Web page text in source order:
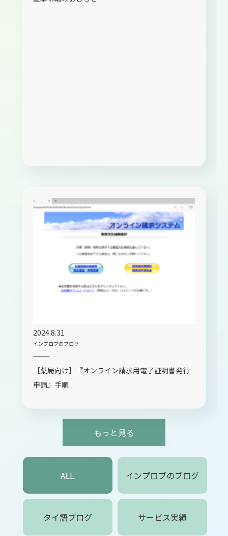
2024.8.31
インプロブのブログ
［薬局向け］『オンライン請求用電子証明書発行
申請』手順
もっと見る
ALL インプロブのブログ
タイ語ブログ サービス実績